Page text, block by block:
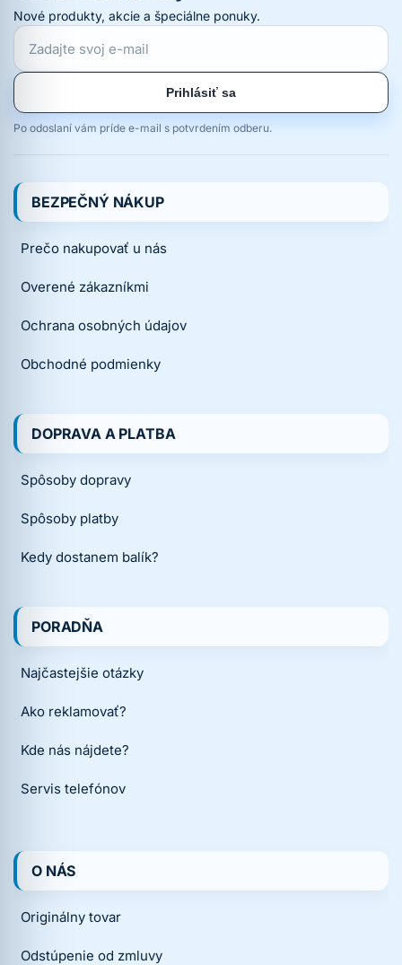
Nové produkty, akcie a špeciálne ponuky.
Prihlásiť sa
Po odoslaní vám príde e-mail s potvrdením odberu.
BEZPEČNÝ NÁKUP
Prečo nakupovať u nás
Overené zákazníkmi
Ochrana osobných údajov
Obchodné podmienky
DOPRAVA A PLATBA
Spôsoby dopravy
Spôsoby platby
Kedy dostanem balík?
PORADŇA
Najčastejšie otázky
Ako reklamovať?
Kde nás nájdete?
Servis telefónov
O NÁS
Originálny tovar
Odstúpenie od zmluvy